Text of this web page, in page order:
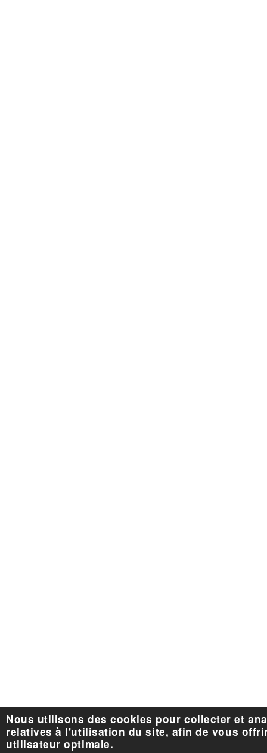
Nous utilisons des cookies pour collecter et
relatives à l'utilisation du site, afin de vous
utilisateur optimale.